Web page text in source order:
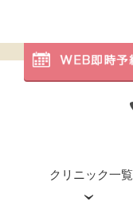
クリニック一覧